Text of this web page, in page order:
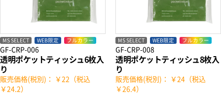
MS SELECT WEB限定 フルカラー
GF-CRP-006
透明ポケットティッシュ6枚入
り
販売価格(税別)： ￥22（税込
￥24.2）
MS SELECT WEB限定 フルカラー
GF-CRP-008
透明ポケットティッシュ8枚入
り
販売価格(税別)： ￥24（税込
￥26.4）